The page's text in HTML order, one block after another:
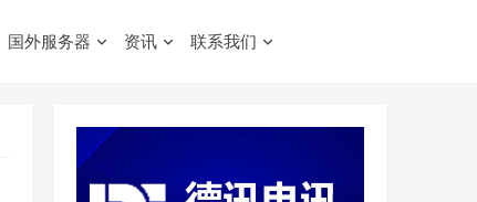
国外服务器 资讯 联系我们